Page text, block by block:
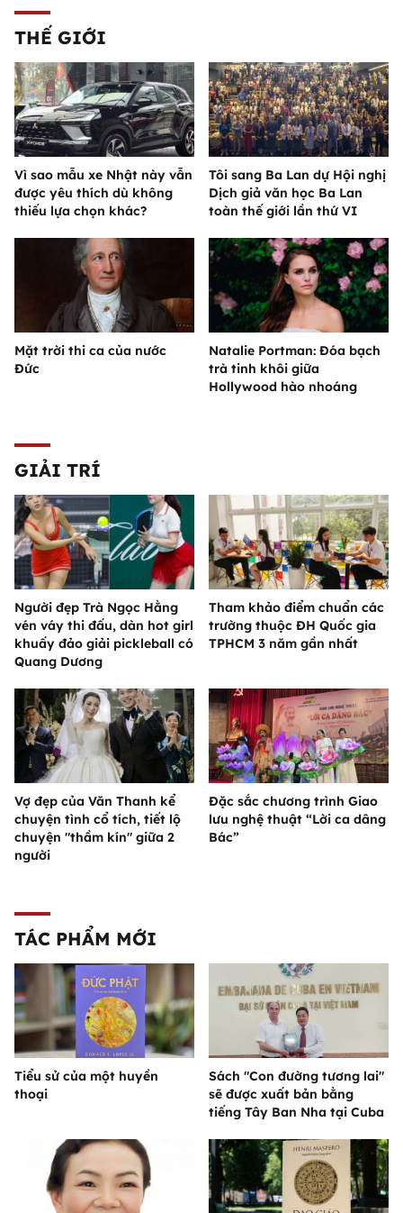
THẾ GIỚI
Vì sao mẫu xe Nhật này vẫn
được yêu thích dù không
thiếu lựa chọn khác?
Tôi sang Ba Lan dự Hội nghị
Dịch giả văn học Ba Lan
toàn thế giới lần thứ VI
Mặt trời thi ca của nước
Đức
Natalie Portman: Đóa bạch
trà tinh khôi giữa
Hollywood hào nhoáng
GIẢI TRÍ
Người đẹp Trà Ngọc Hằng
vén váy thi đấu, dàn hot girl
khuấy đảo giải pickleball có
Quang Dương
Tham khảo điểm chuẩn các
trường thuộc ĐH Quốc gia
TPHCM 3 năm gần nhất
Vợ đẹp của Văn Thanh kể
chuyện tình cổ tích, tiết lộ
chuyện "thầm kín" giữa 2
người
Đặc sắc chương trình Giao
lưu nghệ thuật “Lời ca dâng
Bác”
TÁC PHẨM MỚI
Tiểu sử của một huyền
thoại
Sách "Con đường tương lai"
sẽ được xuất bản bằng
tiếng Tây Ban Nha tại Cuba